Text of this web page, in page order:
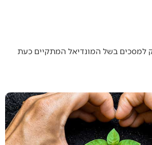
למסכים בשל המונדיאל המתקיים כעת